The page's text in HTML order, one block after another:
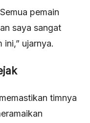
pemain
saya sangat
ujarnya.
timnya